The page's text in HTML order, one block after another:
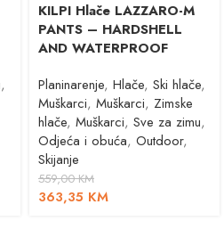
,
KILPI Hlače LAZZARO-M
PANTS – HARDSHELL
AND WATERPROOF
Planinarenje, Hlače, Ski hlače,
Muškarci, Muškarci, Zimske
hlače, Muškarci, Sve za zimu,
Odjeća i obuća, Outdoor,
Skijanje
559,00KM
363,35 KM